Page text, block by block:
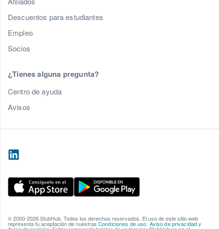
Descuentos para estudiantes
Empleo
Socios
¿Tienes alguna pregunta?
Centro de ayuda
Avisos
© 2000-2026 StubHub. Todos los derechos reservados. El uso de este sitio web
representa tu aceptación de nuestras Condiciones de uso, Aviso de privacidady